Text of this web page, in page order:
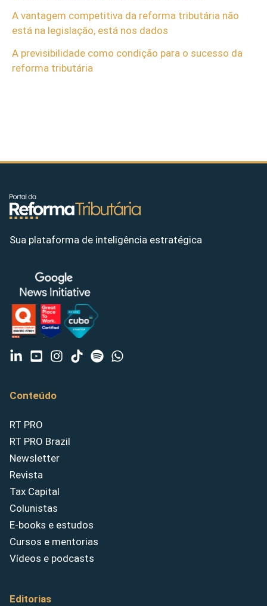
A vantagem competitiva da reforma tributária não
está na legislação, está nos dados
A previsibilidade como condição para o sucesso da
reforma tributária
Sua plataforma de inteligência estratégica
Conteúdo
RT PRO
RT PRO Brazil
Newsletter
Revista
Tax Capital
Colunistas
E-books e estudos
Cursos e mentorias
Vídeos e podcasts
Editorias